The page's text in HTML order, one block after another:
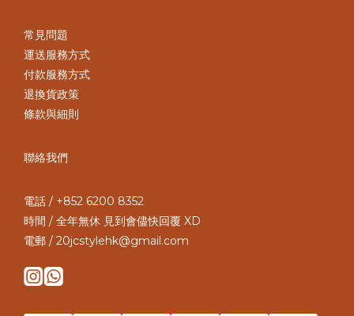
常見問題
運送服務方式
付款服務方式
退換貨政策
條款與細則
聯絡我們
電話 / +852 6200 8352
時間 / 全年無休 見到會儘快回覆 XD
電郵 / 20jcstylehk@gmail.com